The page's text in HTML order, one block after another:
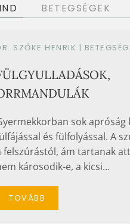
BETEGSÉGEK
SZŐKE HENRIK |
sok apróság
és fülfolyással. A
felszúrástól, ám tartanak
károsodik-e, a kicsi…
TOVÁBB